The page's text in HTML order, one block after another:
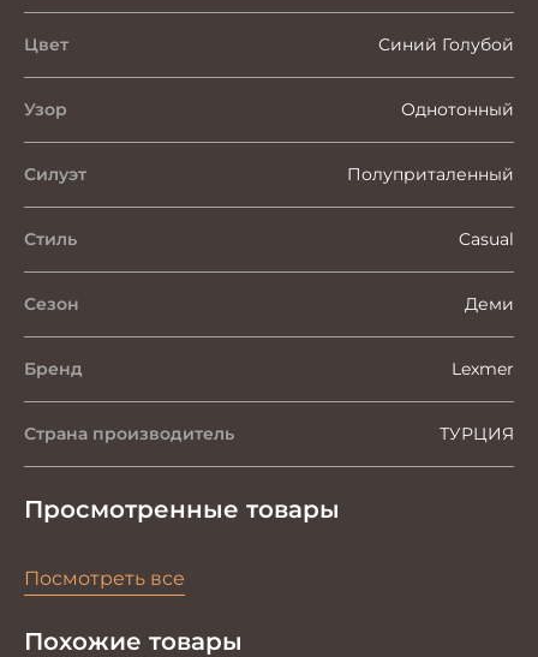
Цвет Синий Голубой
Узор Однотонный
Силуэт Полуприталенный
Стиль Casual
Сезон Деми
Бренд Lexmer
Страна производитель ТУРЦИЯ
Просмотренные товары
Посмотреть все
Похожие товары